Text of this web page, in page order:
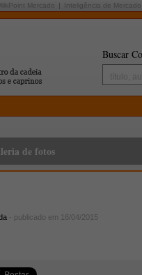
Mercado Inteligência de Mercado
Buscar
de fotos
- publicado em 16/04/2015